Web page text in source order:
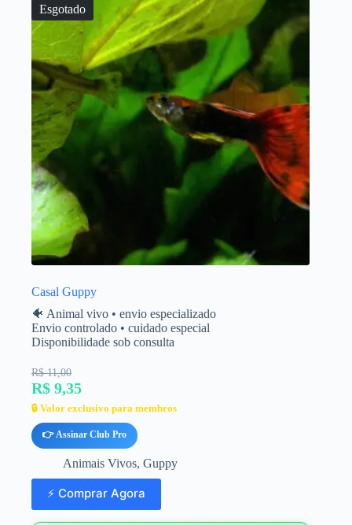
Esgotado
Casal Guppy
🐠 Animal vivo • envio especializado
Envio controlado • cuidado especial
Disponibilidade sob consulta
R$ 11,00
R$ 9,35
🔒 Valor exclusivo para membros
👉 Assinar Club Pro
Animais Vivos, Guppy
⚡ Comprar Agora